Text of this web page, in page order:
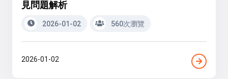
見問題解析
2026-01-02 560次瀏覽
2026-01-02